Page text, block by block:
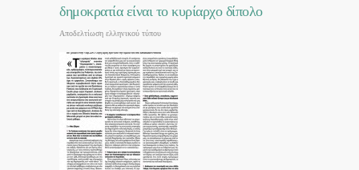
δημοκρατία είναι το κυρίαρχο δίπολο
Αποδελτίωση ελληνικού τύπου